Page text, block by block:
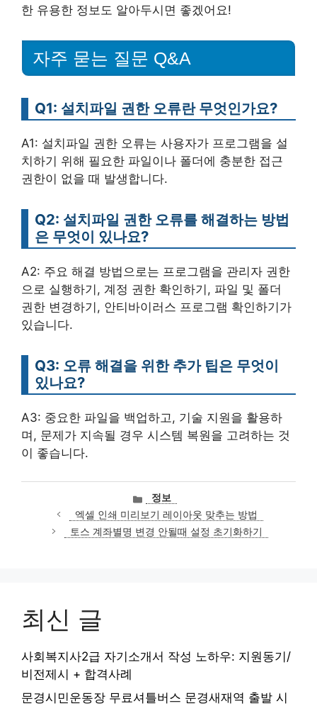
한 유용한 정보도 알아두시면 좋겠어요!
자주 묻는 질문 Q&A
Q1: 설치파일 권한 오류란 무엇인가요?
A1: 설치파일 권한 오류는 사용자가 프로그램을 설
치하기 위해 필요한 파일이나 폴더에 충분한 접근
권한이 없을 때 발생합니다.
Q2: 설치파일 권한 오류를 해결하는 방법
은 무엇이 있나요?
A2: 주요 해결 방법으로는 프로그램을 관리자 권한
으로 실행하기, 계정 권한 확인하기, 파일 및 폴더
권한 변경하기, 안티바이러스 프로그램 확인하기가
있습니다.
Q3: 오류 해결을 위한 추가 팁은 무엇이
있나요?
A3: 중요한 파일을 백업하고, 기술 지원을 활용하
며, 문제가 지속될 경우 시스템 복원을 고려하는 것
이 좋습니다.
카
테
고
리
정보
엑셀 인쇄 미리보기 레이아웃 맞추는 방법
토스 계좌별명 변경 안될때 설정 초기화하기
최신 글
사회복지사2급 자기소개서 작성 노하우: 지원동기/
비전제시 + 합격사례
문경시민운동장 무료셔틀버스 문경새재역 출발 시